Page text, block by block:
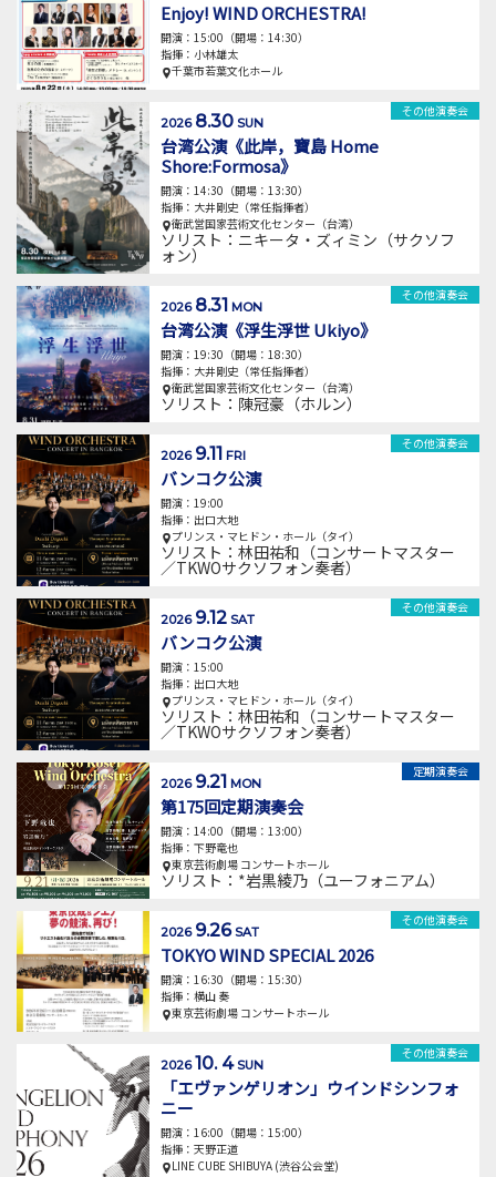
Enjoy! WIND ORCHESTRA!
開演：15:00（開場：14:30）
指揮：小林雄太
千葉市若葉文化ホール
その他演奏会
2026 8.30 SUN
台湾公演《此岸，寶島 Home
Shore:Formosa》
開演：14:30（開場：13:30）
指揮：大井剛史（常任指揮者）
衛武営国家芸術文化センター（台湾）
ソリスト：ニキータ・ズィミン（サクソフ
ォン）
その他演奏会
2026 8.31 MON
台湾公演《浮生浮世 Ukiyo》
開演：19:30（開場：18:30）
指揮：大井剛史（常任指揮者）
衛武営国家芸術文化センター（台湾）
ソリスト：陳冠豪（ホルン）
その他演奏会
2026 9.11 FRI
バンコク公演
開演：19:00
指揮：出口大地
プリンス・マヒドン・ホール（タイ）
ソリスト：林田祐和（コンサートマスター
／TKWOサクソフォン奏者）
その他演奏会
2026 9.12 SAT
バンコク公演
開演：15:00
指揮：出口大地
プリンス・マヒドン・ホール（タイ）
ソリスト：林田祐和（コンサートマスター
／TKWOサクソフォン奏者）
定期演奏会
2026 9.21 MON
第175回定期演奏会
開演：14:00（開場：13:00）
指揮：下野竜也
東京芸術劇場 コンサートホール
ソリスト：*岩黒綾乃（ユーフォニアム）
その他演奏会
2026 9.26SAT
TOKYO WIND SPECIAL 2026
開演：16:30（開場：15:30）
指揮：横山 奏
東京芸術劇場 コンサートホール
その他演奏会
202610. 4SUN
「エヴァンゲリオン」ウインドシンフォ
ニー
開演：16:00（開場：15:00）
指揮：天野正道
LINE CUBE SHIBUYA (渋⾕公会堂)